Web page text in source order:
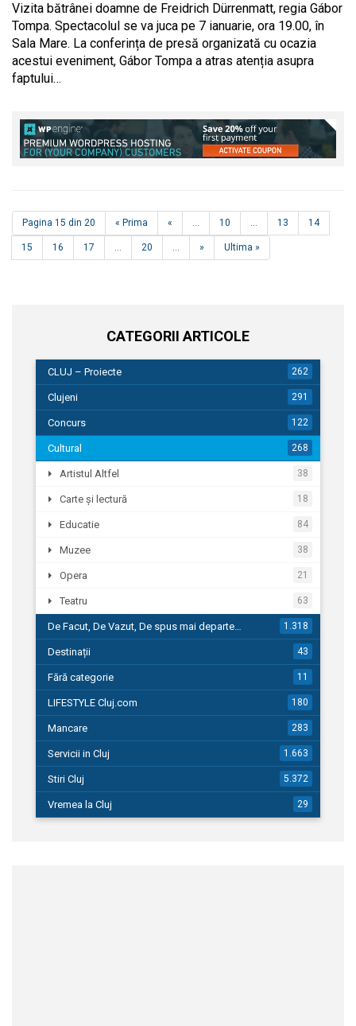
Vizita bătrânei doamne de Freidrich Dürrenmatt, regia Gábor
Tompa. Spectacolul se va juca pe 7 ianuarie, ora 19.00, în
Sala Mare. La conferința de presă organizată cu ocazia
acestui eveniment, Gábor Tompa a atras atenția asupra
faptului…
Pagina 15 din 20 « Prima « ... 10 ... 13 14
15 16 17 ... 20 ... » Ultima »
CATEGORII ARTICOLE
CLUJ – Proiecte 262
Clujeni 291
Concurs 122
Cultural 268
Artistul Altfel 38
Carte și lectură 18
Educatie 84
Muzee 38
Opera 21
Teatru 63
De Facut, De Vazut, De spus mai departe… 1.318
Destinații 43
Fără categorie 11
LIFESTYLE Cluj.com 180
Mancare 283
Servicii in Cluj 1.663
Stiri Cluj 5.372
Vremea la Cluj 29